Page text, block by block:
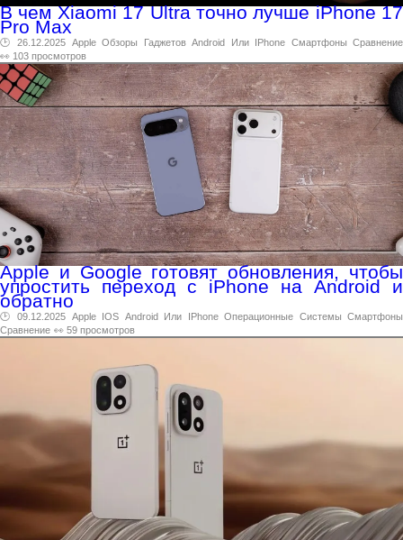
В чем Xiaomi 17 Ultra точно лучше iPhone 17
Pro Max
🕑 26.12.2025 Apple Обзоры Гаджетов Android Или IPhone Смартфоны Сравнение
👀 103 просмотров
Apple и Google готовят обновления, чтобы
упростить переход с iPhone на Android и
обратно
🕑 09.12.2025 Apple IOS Android Или IPhone Операционные Системы Смартфоны
Сравнение 👀 59 просмотров